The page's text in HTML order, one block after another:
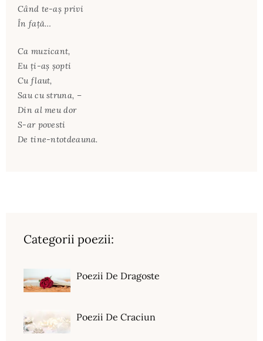
Când te-aş privi
În faţă…
Ca muzicant,
Eu ţi-aş şopti
Cu flaut,
Sau cu struna, –
Din al meu dor
S-ar povesti
De tine-ntotdeauna.
Categorii poezii:
Poezii De Dragoste
Poezii De Craciun